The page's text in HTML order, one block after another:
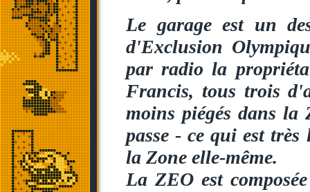
Le garage est un
d'Exclusion
par radio la
Francis, tous trois
moins piégés dans la
passe - ce qui est
la Zone elle-même.
La ZEO est